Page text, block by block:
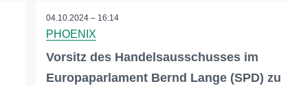
04.10.2024 – 16:14
PHOENIX
Vorsitz des Handelsausschusses im
Europaparlament Bernd Lange (SPD) zu